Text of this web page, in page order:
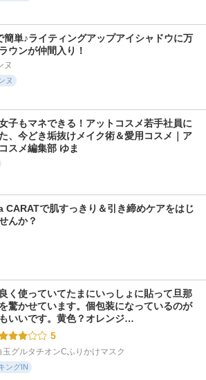
簡単♪ライティングアップアイシャドウに万
ウンが仲間入り！
ヌ
ヌ
子もマネできる！アットコスメ若手社員に
、今どき垢抜けメイク術＆愛用コスメ｜ア
スメ編集部 ゆま
CARATで肌すっきり＆引き締めケアをはじ
んか？
く使っていてたまにいっしょに貼って旦那
驚かせています。個包装になっているのが
いいです。黄色？オレンジ…
5
玉グルタチオンCふりかけマスク
ングIN